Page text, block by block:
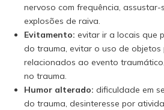
nervoso com frequência, assustar-
explosões de raiva.
Evitamento: evitar ir a locais que
do trauma, evitar o uso de objetos
relacionados ao evento
no trauma.
Humor alterado: dificuldade em
do trauma, desinteresse por